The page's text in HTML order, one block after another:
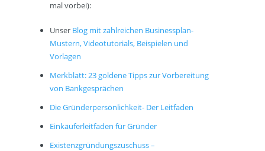
mal vorbei):
Unser Blog mit zahlreichen Businessplan-
Mustern, Videotutorials, Beispielen und
Vorlagen
Merkblatt: 23 goldene Tipps zur Vorbereitung
von Bankgesprächen
Die Gründerpersönlichkeit- Der Leitfaden
Einkäuferleitfaden für Gründer
Existenzgründungszuschuss –